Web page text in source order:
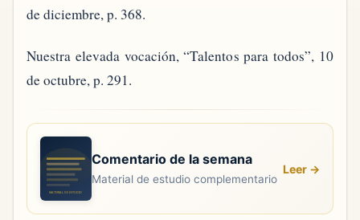
de diciembre, p. 368.
Nuestra elevada vocación, “Talentos para todos”, 10
de octubre, p. 291.
Comentario de la semana
Material de estudio complementario
Leer →